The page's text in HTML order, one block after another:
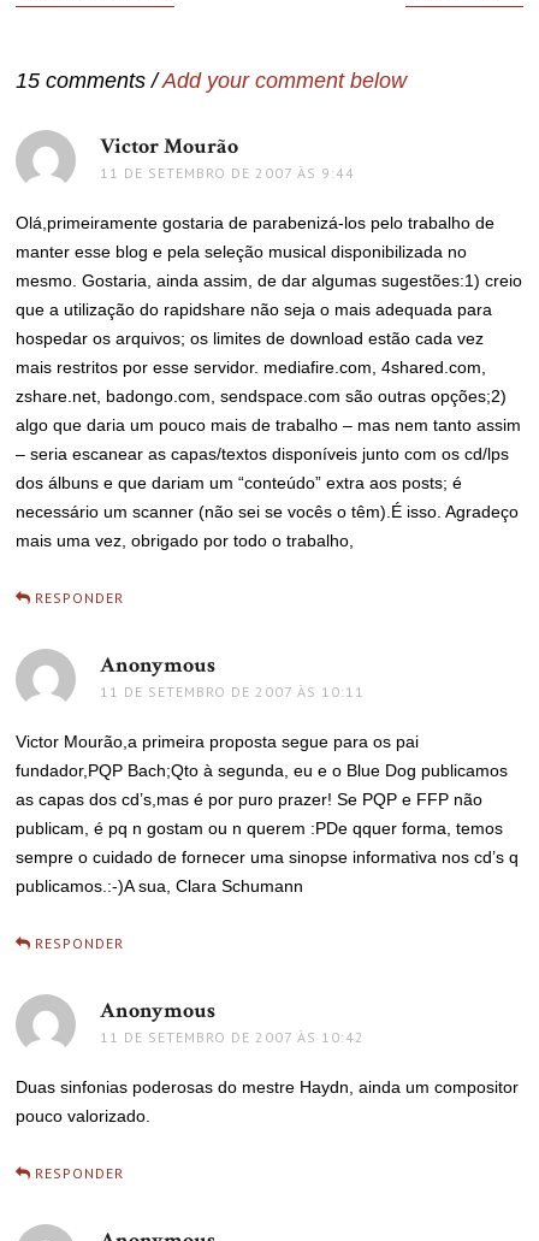
de
15 comments /Add your comment below
Victor Mourão
11 DE SETEMBRO DE 2007 ÀS 9:44
Olá,primeiramente gostaria de parabenizá-los pelo trabalho de
manter esse blog e pela seleção musical disponibilizada no
mesmo. Gostaria, ainda assim, de dar algumas sugestões:1) creio
que a utilização do rapidshare não seja o mais adequada para
hospedar os arquivos; os limites de download estão cada vez
mais restritos por esse servidor. mediafire.com, 4shared.com,
zshare.net, badongo.com, sendspace.com são outras opções;2)
algo que daria um pouco mais de trabalho – mas nem tanto assim
– seria escanear as capas/textos disponíveis junto com os cd/lps
dos álbuns e que dariam um “conteúdo” extra aos posts; é
necessário um scanner (não sei se vocês o têm).É isso. Agradeço
mais uma vez, obrigado por todo o trabalho,
RESPONDER
Anonymous
11 DE SETEMBRO DE 2007 ÀS 10:11
Victor Mourão,a primeira proposta segue para os pai
fundador,PQP Bach;Qto à segunda, eu e o Blue Dog publicamos
as capas dos cd’s,mas é por puro prazer! Se PQP e FFP não
publicam, é pq n gostam ou n querem :PDe qquer forma, temos
sempre o cuidado de fornecer uma sinopse informativa nos cd’s q
publicamos.:-)A sua, Clara Schumann
RESPONDER
Anonymous
11 DE SETEMBRO DE 2007 ÀS 10:42
Duas sinfonias poderosas do mestre Haydn, ainda um compositor
pouco valorizado.
RESPONDER